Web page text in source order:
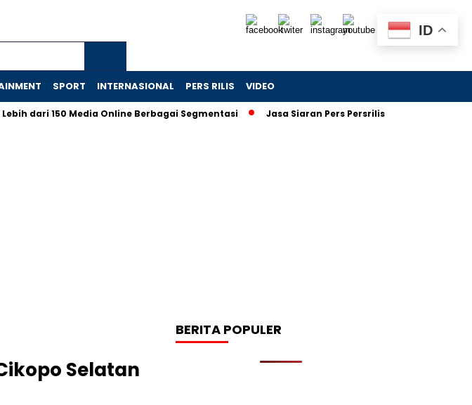
SPORT INTERNASIONAL PERS RILIS VIDEO
dari 150 Media Online Berbagai Segmentasi Jasa Siaran Pers Persriliscom Melayani
Selatan
BERITA POPULER
ID